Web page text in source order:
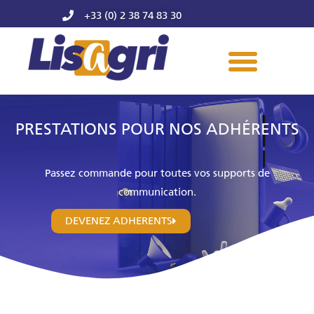
+33 (0) 2 38 74 83 30
PRESTATIONS POUR NOS ADHÉRENTS
Passez commande pour toutes vos supports de
communication.
DEVENEZ ADHERENTS